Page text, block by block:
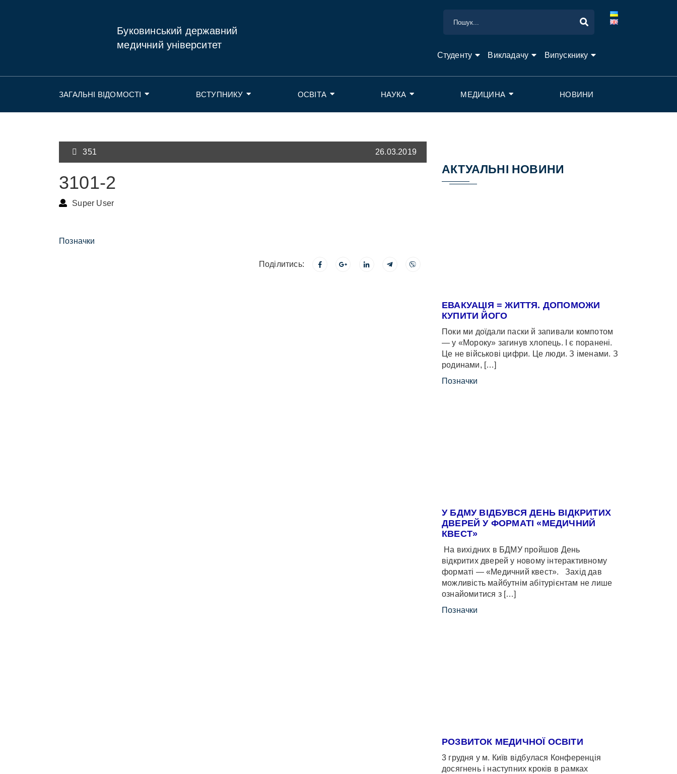
Буковинський державний
медичний університет
Студенту Викладачу Випускнику
ЗАГАЛЬНІ ВІДОМОСТІ ВСТУПНИКУ ОСВІТА НАУКА МЕДИЦИНА НОВИНИ
351 26.03.2019
3101-2
Super User
Позначки
Поділитись:
АКТУАЛЬНІ НОВИНИ
ЕВАКУАЦІЯ = ЖИТТЯ. ДОПОМОЖИ
КУПИТИ ЙОГО
Поки ми доїдали паски й запивали компотом
— у «Мороку» загинув хлопець. І є поранені.
Це не військові цифри. Це люди. З іменами. З
родинами, […]
Позначки
У БДМУ ВІДБУВСЯ ДЕНЬ ВІДКРИТИХ
ДВЕРЕЙ У ФОРМАТІ «МЕДИЧНИЙ
КВЕСТ»
На вихідних в БДМУ пройшов День
відкритих дверей у новому інтерактивному
форматі — «Медичний квест». Захід дав
можливість майбутнім абітурієнтам не лише
ознайомитися з […]
Позначки
РОЗВИТОК МЕДИЧНОЇ ОСВІТИ
3 грудня у м. Київ відбулася Конференція
досягнень і наступних кроків в рамках